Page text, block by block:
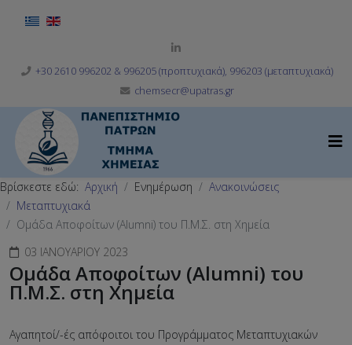
Επιλέξτε τη γλώσσα σας
+30 2610 996202 & 996205 (προπτυχιακά), 996203 (μεταπτυχιακά)
chemsecr@upatras.gr
Βρίσκεστε εδώ: Αρχική Ενημέρωση
Ανακοινώσεις
Μεταπτυχιακά
Ομάδα Αποφοίτων (Alumni) του Π.Μ.Σ. στη Χημεία
03 ΙΑΝΟΥΑΡΊΟΥ 2023
Ομάδα Αποφοίτων (Alumni) του
Π.Μ.Σ. στη Χημεία
Αγαπητοί/-ές απόφοιτοι του Προγράμματος Μεταπτυχιακών